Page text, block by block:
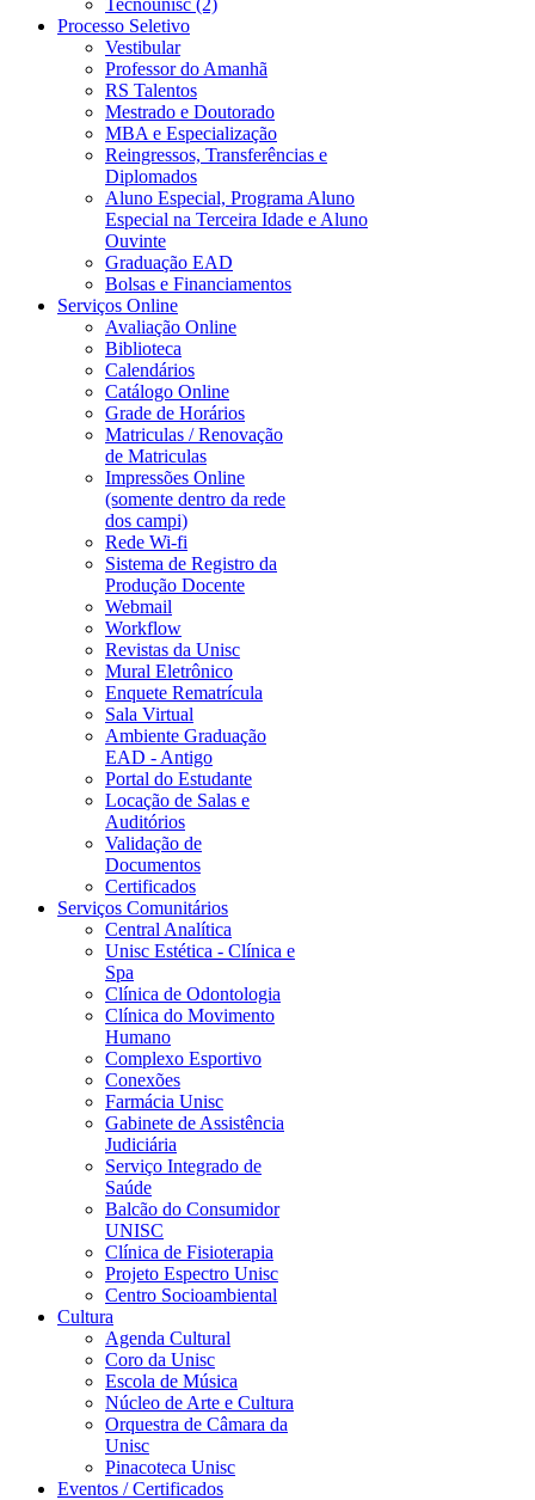
Tecnounisc (2)
Processo Seletivo
Vestibular
Professor do Amanhã
RS Talentos
Mestrado e Doutorado
MBA e Especialização
Reingressos, Transferências e
Diplomados
Aluno Especial, Programa Aluno
Especial na Terceira Idade e Aluno
Ouvinte
Graduação EAD
Bolsas e Financiamentos
Serviços Online
Avaliação Online
Biblioteca
Calendários
Catálogo Online
Grade de Horários
Matriculas / Renovação
de Matriculas
Impressões Online
(somente dentro da rede
dos campi)
Rede Wi-fi
Sistema de Registro da
Produção Docente
Webmail
Workflow
Revistas da Unisc
Mural Eletrônico
Enquete Rematrícula
Sala Virtual
Ambiente Graduação
EAD - Antigo
Portal do Estudante
Locação de Salas e
Auditórios
Validação de
Documentos
Certificados
Serviços Comunitários
Central Analítica
Unisc Estética - Clínica e
Spa
Clínica de Odontologia
Clínica do Movimento
Humano
Complexo Esportivo
Conexões
Farmácia Unisc
Gabinete de Assistência
Judiciária
Serviço Integrado de
Saúde
Balcão do Consumidor
UNISC
Clínica de Fisioterapia
Projeto Espectro Unisc
Centro Socioambiental
Cultura
Agenda Cultural
Coro da Unisc
Escola de Música
Núcleo de Arte e Cultura
Orquestra de Câmara da
Unisc
Pinacoteca Unisc
Eventos / Certificados